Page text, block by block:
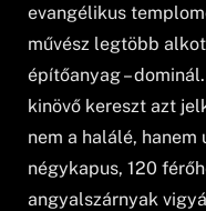
evangélikus
művész legtöbb
építőanyag –
kinövő kereszt azt
nem a halálé,
négykapus, 120
angyalszárnyak